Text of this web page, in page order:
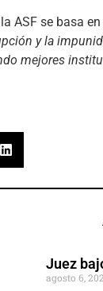
ASF se basa
y la
mejores
Juez
agosto 6,